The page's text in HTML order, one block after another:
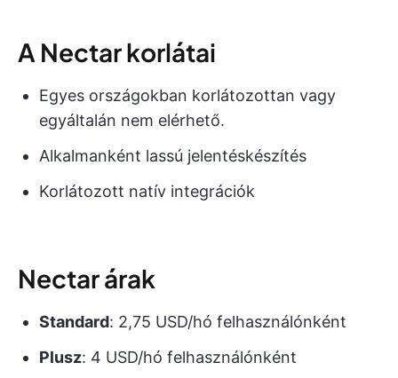
A Nectar korlátai
Egyes országokban korlátozottan vagy
egyáltalán nem elérhető.
Alkalmanként lassú jelentéskészítés
Korlátozott natív integrációk
Nectar árak
Standard: 2,75 USD/hó felhasználónként
Plusz: 4 USD/hó felhasználónként